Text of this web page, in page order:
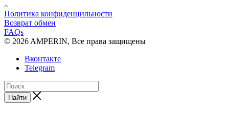
Политика конфиденцильности
Возврат обмен
FAQs
© 2026 AMPERIN, Все права защищены
Вконтакте
Telegram
Найти